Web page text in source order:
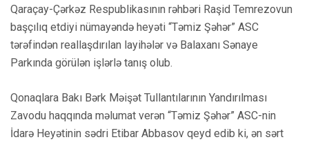
Qaraçay-Çərkəz Respublikasının rəhbəri Raşid Temrezovun
başçılıq etdiyi nümayəndə heyəti “Təmiz Şəhər” ASC
tərəfindən reallaşdırılan layihələr və Balaxanı Sənaye
Parkında görülən işlərlə tanış olub.
Qonaqlara Bakı Bərk Məişət Tullantılarının Yandırılması
Zavodu haqqında məlumat verən “Təmiz Şəhər” ASC-nin
İdarə Heyətinin sədri Etibar Abbasov qeyd edib ki, ən sərt